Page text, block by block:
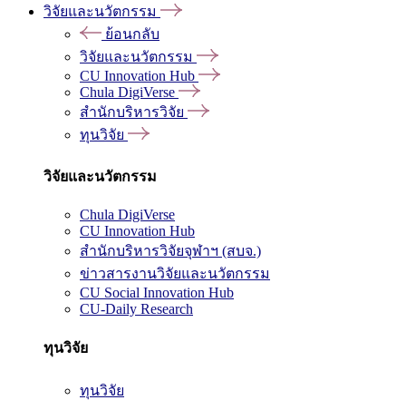
วิจัยและนวัตกรรม
ย้อนกลับ
วิจัยและนวัตกรรม
CU Innovation Hub
Chula DigiVerse
สำนักบริหารวิจัย
ทุนวิจัย
วิจัยและนวัตกรรม
Chula DigiVerse
CU Innovation Hub
สำนักบริหารวิจัยจุฬาฯ (สบจ.)
ข่าวสารงานวิจัยและนวัตกรรม
CU Social Innovation Hub
CU-Daily Research
ทุนวิจัย
ทุนวิจัย